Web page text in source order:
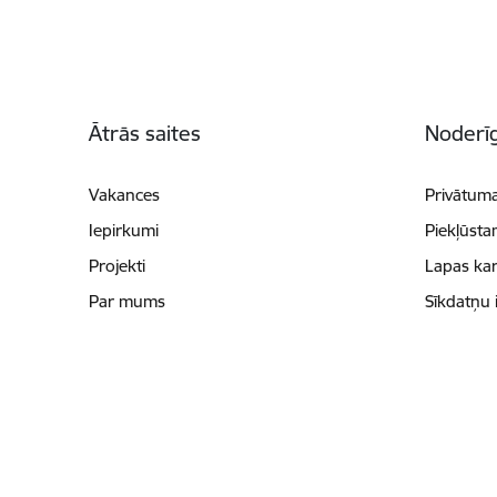
Ātrās saites
Vakances
Iepirkumi
Projekti
Par mums
Lapas
Sīkdatņu